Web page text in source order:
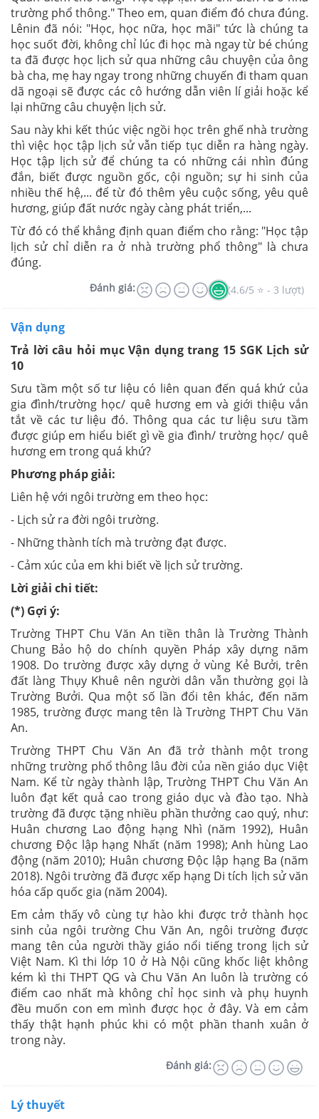
trường phổ thông." Theo em, quan điểm đó chưa đúng.
Lênin đã nói: "Học, học nữa, học mãi" tức là chúng ta
học suốt đời, không chỉ lúc đi học mà ngay từ bé chúng
ta đã được học lịch sử qua những câu chuyện của ông
bà cha, mẹ hay ngay trong những chuyến đi tham quan
dã ngoại sẽ được các cô hướng dẫn viên lí giải hoặc kể
lại những câu chuyện lịch sử.
Sau này khi kết thúc việc ngồi học trên ghế nhà trường
thì việc học tập lịch sử vẫn tiếp tục diễn ra hàng ngày.
Học tập lịch sử để chúng ta có những cái nhìn đúng
đắn, biết được nguồn gốc, cội nguồn; sự hi sinh của
nhiều thế hệ,... để từ đó thêm yêu cuộc sống, yêu quê
hương, giúp đất nước ngày càng phát triển,...
Từ đó có thể khẳng định quan điểm cho rằng: "Học tập
lịch sử chỉ diễn ra ở nhà trường phổ thông" là chưa
đúng.
Đánh giá: (4.6/5 ⭐ - 3 lượt)
Vận dụng
Trả lời câu hỏi mục Vận dụng trang 15 SGK Lịch sử
10
Sưu tầm một số tư liệu có liên quan đến quá khứ của
gia đình/trường học/ quê hương em và giới thiệu vắn
tắt về các tư liệu đó. Thông qua các tư liệu sưu tầm
được giúp em hiểu biết gì về gia đình/ trường học/ quê
hương em trong quá khứ?
Phương pháp giải:
Liên hệ với ngôi trường em theo học:
- Lịch sử ra đời ngôi trường.
- Những thành tích mà trường đạt được.
- Cảm xúc của em khi biết về lịch sử trường.
Lời giải chi tiết:
(*) Gợi ý:
Trường THPT Chu Văn An tiền thân là Trường Thành
Chung Bảo hộ do chính quyền Pháp xây dựng năm
1908. Do trường được xây dựng ở vùng Kẻ Bưởi, trên
đất làng Thụy Khuê nên người dân vẫn thường gọi là
Trường Bưởi. Qua một số lần đổi tên khác, đến năm
1985, trường được mang tên là Trường THPT Chu Văn
An.
Trường THPT Chu Văn An đã trở thành một trong
những trường phổ thông lâu đời của nền giáo dục Việt
Nam. Kể từ ngày thành lập, Trường THPT Chu Văn An
luôn đạt kết quả cao trong giáo dục và đào tạo. Nhà
trường đã được tặng nhiều phần thưởng cao quý, như:
Huân chương Lao động hạng Nhì (năm 1992), Huân
chương Độc lập hạng Nhất (năm 1998); Anh hùng Lao
động (năm 2010); Huân chương Độc lập hạng Ba (năm
2018). Ngôi trường đã được xếp hạng Di tích lịch sử văn
hóa cấp quốc gia (năm 2004).
Em cảm thấy vô cùng tự hào khi được trở thành học
sinh của ngôi trường Chu Văn An, ngôi trường được
mang tên của người thầy giáo nổi tiếng trong lịch sử
Việt Nam. Kì thi lớp 10 ở Hà Nội cũng khốc liệt không
kém kì thi THPT QG và Chu Văn An luôn là trường có
điểm cao nhất mà không chỉ học sinh và phụ huynh
đều muốn con em mình được học ở đây. Và em cảm
thấy thật hạnh phúc khi có một phần thanh xuân ở
trong này.
Đánh giá:
Lý thuyết